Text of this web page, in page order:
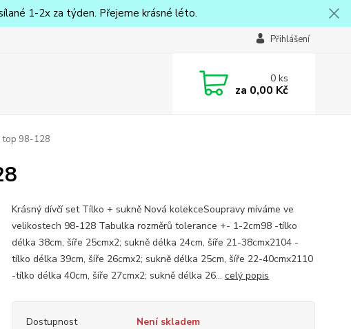
1-2x za týden. Přejeme krásné léto.
Přihlášení
0ks
za 0,00 Kč
top 98-128
Krásný dívčí set Tílko + sukně Nová kolekceSoupravy míváme ve
velikostech 98-128 Tabulka rozměrů tolerance +- 1-2cm98 -tílko
délka 38cm, šíře 25cmx2; sukně délka 24cm, šíře 21-38cmx2104 -
tílko délka 39cm, šíře 26cmx2; sukně délka 25cm, šíře 22-40cmx2110
-tílko délka 40cm, šíře 27cmx2; sukně délka 26... celý popis
Dostupnost
Není skladem